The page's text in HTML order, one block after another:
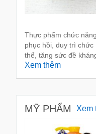
Thực phẩm chức
phục hồi, duy trì
thể, tăng sức đề
Xem thêm
MỸ PHẨM Xem